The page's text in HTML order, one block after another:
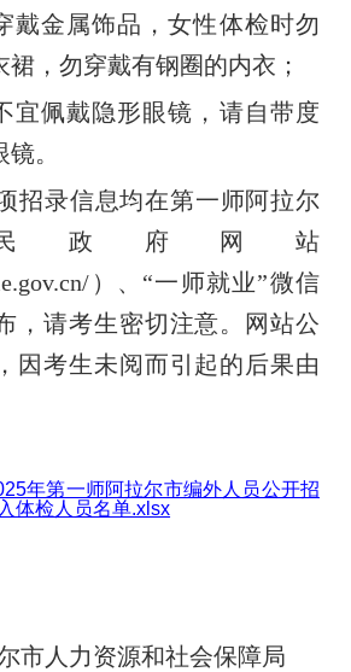
戴金属饰品，女性体检时勿
，勿穿戴有钢圈的内衣；
宜佩戴隐形眼镜，请自带度
。
招录信息均在第一师阿拉尔
政府网站
）、“一师就业”微信
，请考生密切注意。网站公
因考生未阅而引起的后果由
年第一师阿拉尔市编外人员公开招
体检人员名单.xlsx
市人力资源和社会保障局